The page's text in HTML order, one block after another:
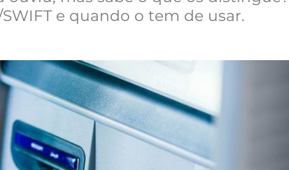
e quando o tem de usar.